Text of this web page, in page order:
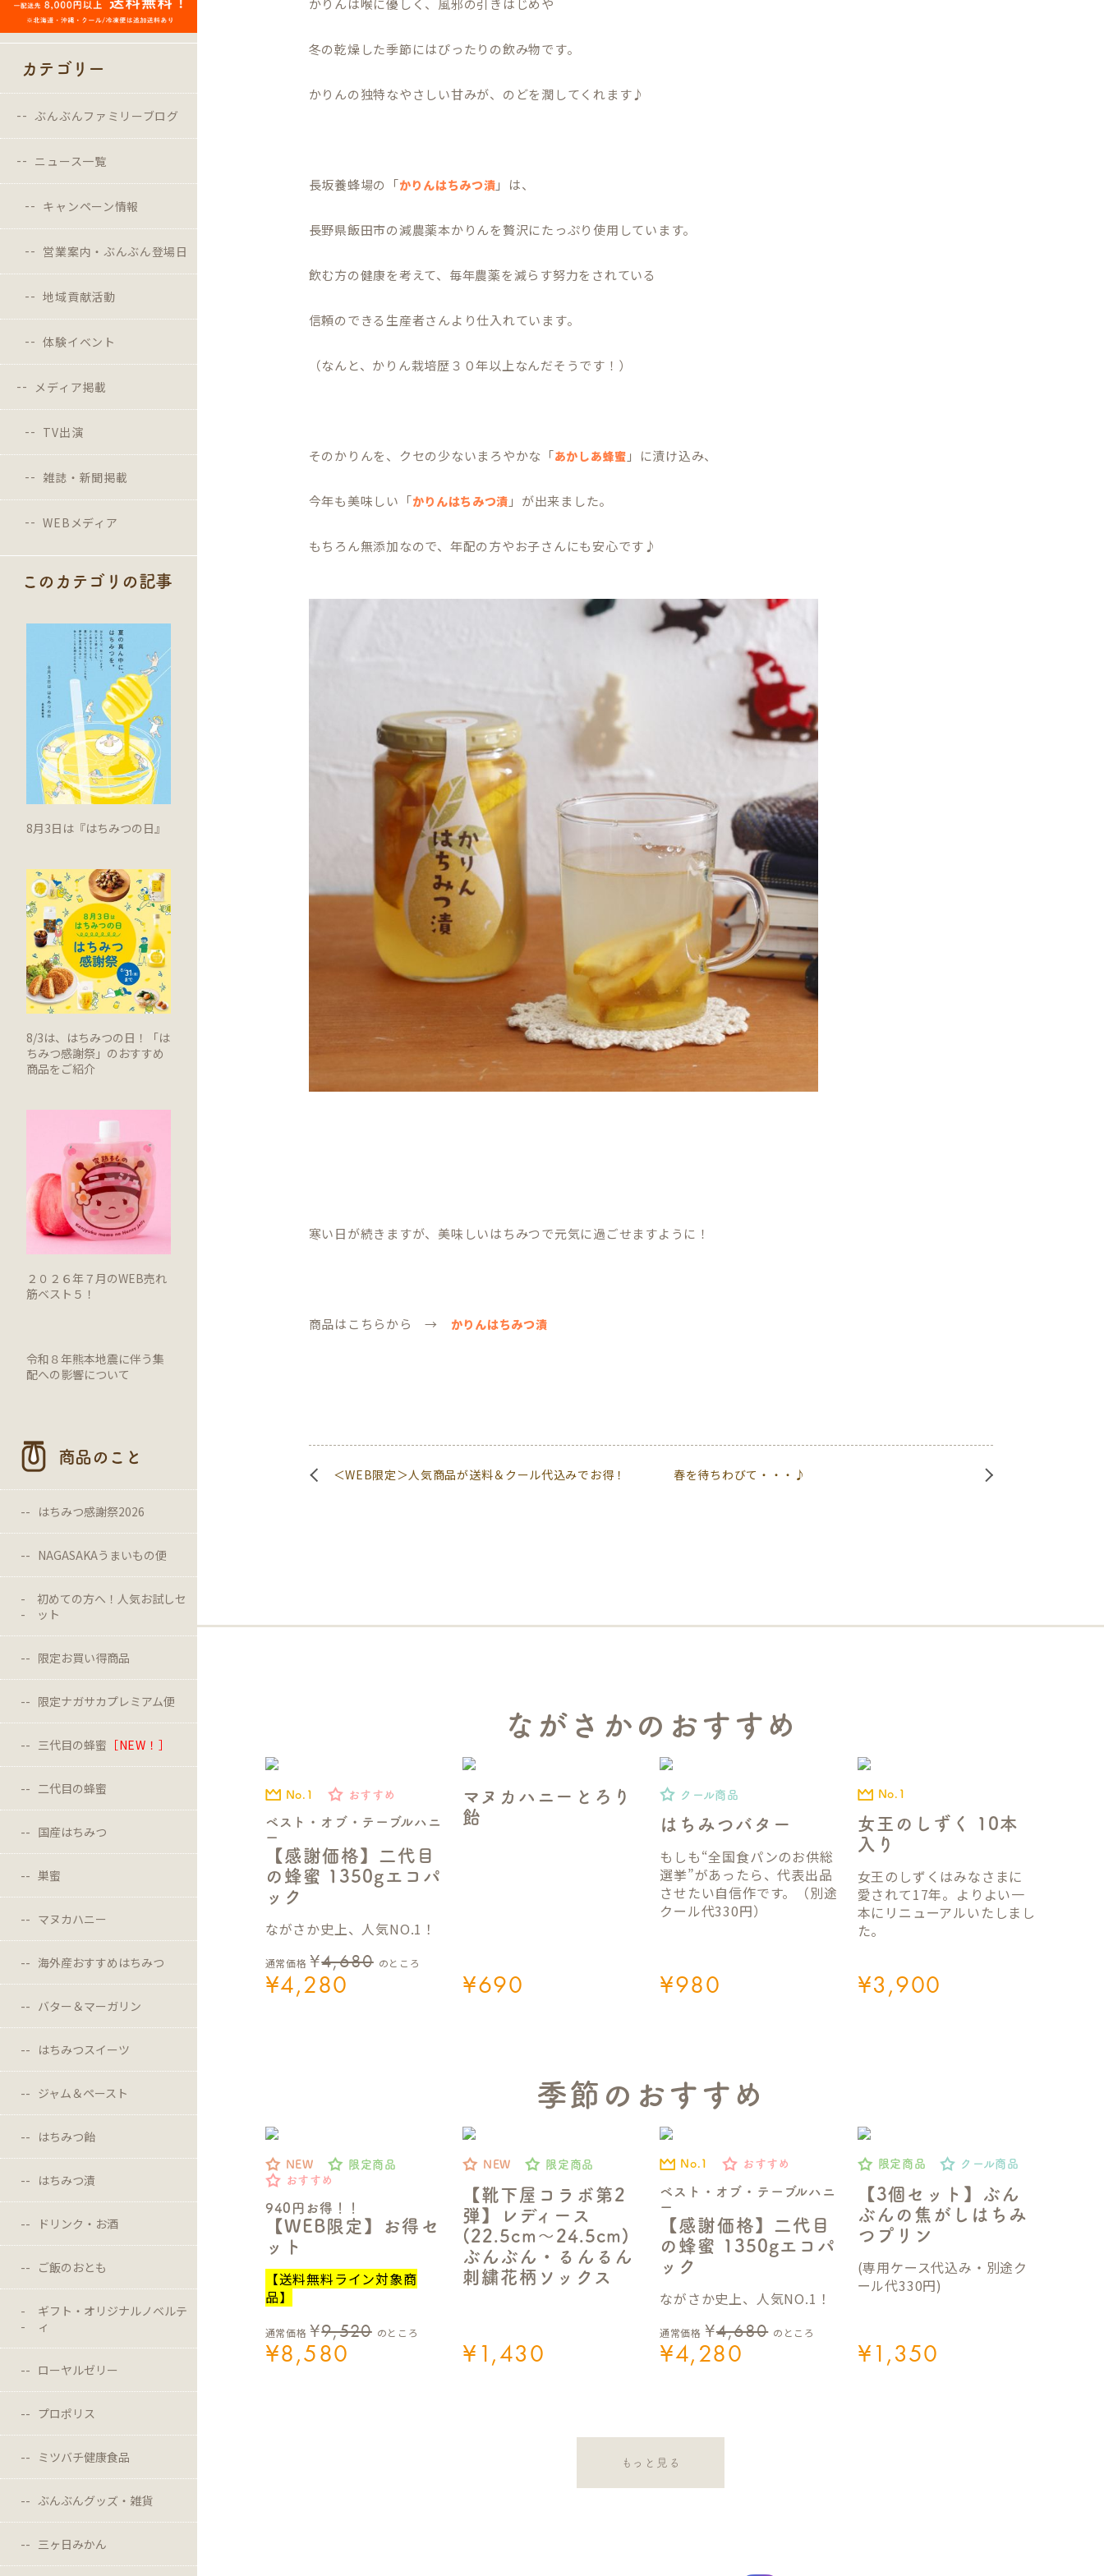
カテゴリー
ぶんぶんファミリーブログ
ニュース一覧
キャンペーン情報
営業案内・ぶんぶん登場日
地域貢献活動
体験イベント
メディア掲載
TV出演
雑誌・新聞掲載
WEBメディア
このカテゴリの記事
8月3日は『はちみつの日』
8/3は、はちみつの日！「は
ちみつ感謝祭」のおすすめ
商品をご紹介
２０２６年７月のWEB売れ
筋ベスト５！
令和８年熊本地震に伴う集
配への影響について
商品のこと
はちみつ感謝祭2026
NAGASAKAうまいもの便
初めての方へ！人気お試しセ
ット
限定お買い得商品
限定ナガサカプレミアム便
三代目の蜂蜜 ［NEW！］
二代目の蜂蜜
国産はちみつ
巣蜜
マヌカハニー
海外産おすすめはちみつ
バター＆マーガリン
はちみつスイーツ
ジャム＆ペースト
はちみつ飴
はちみつ漬
ドリンク・お酒
ご飯のおとも
ギフト・オリジナルノベルテ
ィ
ローヤルゼリー
プロポリス
ミツバチ健康食品
ぶんぶんグッズ・雑貨
三ヶ日みかん
かりんは喉に優しく、風邪の引きはじめや
冬の乾燥した季節にはぴったりの飲み物です。
かりんの独特なやさしい甘みが、のどを潤してくれます♪
長坂養蜂場の「かりんはちみつ漬 」は、
長野県飯田市の減農薬本かりんを贅沢にたっぷり使用しています。
飲む方の健康を考えて、毎年農薬を減らす努力をされている
信頼のできる生産者さんより仕入れています。
（なんと、かりん栽培歴３０年以上なんだそうです！）
そのかりんを、クセの少ないまろやかな「あかしあ蜂蜜 」に漬け込み、
今年も美味しい「かりんはちみつ漬 」が出来ました。
もちろん無添加なので、年配の方やお子さんにも安心です♪
寒い日が続きますが、美味しいはちみつで元気に過ごせますように！
商品はこちらから → かりんはちみつ漬
＜WEB限定＞人気商品が送料＆クール代込みでお得！ 春を待ちわびて・・・♪
ながさかのおすすめ
ベスト・オブ・テーブルハニ
ー
【感謝価格】二代目
の蜂蜜 1350gエコパ
ック
No.1 おすすめ
通常価格 ¥4,680 のところ
¥4,280
ながさか史上、人気NO.1！
マヌカハニーとろり
飴
¥690
はちみつバター
クール商品
¥980
もしも“全国食パンのお供総
選挙”があったら、代表出品
させたい自信作です。（別途
クール代330円）
女王のしずく 10本
入り
No.1
¥3,900
女王のしずくはみなさまに
愛されて17年。よりよい一
本にリニューアルいたしまし
た。
季節のおすすめ
940円お得！！
【WEB限定】お得セ
ット
NEW
限定商品
おすすめ
通常価格 ¥9,520 のところ
¥8,580
【送料無料ライン対象商
品】
【靴下屋コラボ第2
弾】レディース
(22.5cm～24.5cm)
ぶんぶん・るんるん
刺繍花柄ソックス
NEW 限定商品
¥1,430
ベスト・オブ・テーブルハニ
ー
【感謝価格】二代目
の蜂蜜 1350gエコパ
ック
No.1 おすすめ
通常価格 ¥4,680 のところ
¥4,280
ながさか史上、人気NO.1！
【3個セット】ぶん
ぶんの焦がしはちみ
つプリン
限定商品 クール商品
¥1,350
(専用ケース代込み・別途ク
ール代330円)
もっと見る